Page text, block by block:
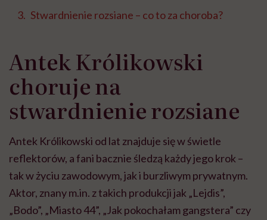
Stwardnienie rozsiane – co to za choroba?
Antek Królikowski
choruje na
stwardnienie rozsiane
Antek Królikowski od lat znajduje się w świetle
reflektorów, a fani bacznie śledzą każdy jego krok –
tak w życiu zawodowym, jak i burzliwym prywatnym.
Aktor, znany m.in. z takich produkcji jak „Lejdis”,
„Bodo”, „Miasto 44”, „Jak pokochałam gangstera” czy